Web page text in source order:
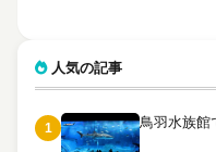
人気の記事
1 鳥羽水族館